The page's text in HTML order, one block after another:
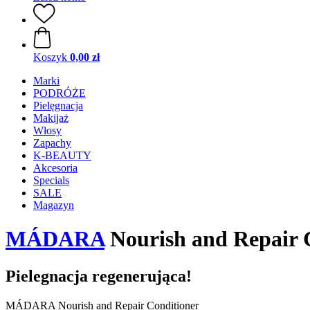
Koszyk 0,00 zł
Marki
PODRÓŻE
Pielęgnacja
Makijaż
Włosy
Zapachy
K-BEAUTY
Akcesoria
Specials
SALE
Magazyn
MÁDARANourish and Repair
Pielegnacja regenerująca!
MÁDARA Nourish and Repair Conditioner